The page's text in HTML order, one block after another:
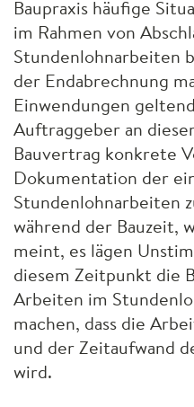
Baupraxis häufige
im Rahmen von
Stundenlohnarbeiten
der Endabrechnung
Einwendungen
Auftraggeber an
Bauvertrag konkrete
Dokumentation der
Stundenlohnarbeiten
während der Bauzeit,
meint, es lägen
diesem Zeitpunkt die
Arbeiten im
machen, dass die
und der Zeitaufwand
wird.